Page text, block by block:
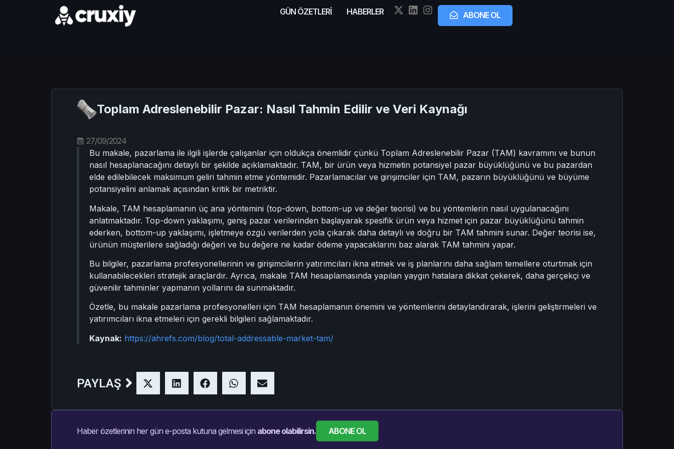
GÜN ÖZETLERİ HABERLER ABONE OL
Toplam Adreslenebilir Pazar: Nasıl Tahmin Edilir ve Veri Kaynağı
27/09/2024
Bu makale, pazarlama ile ilgili işlerde çalışanlar için oldukça önemlidir çünkü Toplam Adreslenebilir Pazar (TAM) kavramını ve bunun
nasıl hesaplanacağını detaylı bir şekilde açıklamaktadır. TAM, bir ürün veya hizmetin potansiyel pazar büyüklüğünü ve bu pazardan
elde edilebilecek maksimum geliri tahmin etme yöntemidir. Pazarlamacılar ve girişimciler için TAM, pazarın büyüklüğünü ve büyüme
potansiyelini anlamak açısından kritik bir metriktir.
Makale, TAM hesaplamanın üç ana yöntemini (top-down, bottom-up ve değer teorisi) ve bu yöntemlerin nasıl uygulanacağını
anlatmaktadır. Top-down yaklaşımı, geniş pazar verilerinden başlayarak spesifik ürün veya hizmet için pazar büyüklüğünü tahmin
ederken, bottom-up yaklaşımı, işletmeye özgü verilerden yola çıkarak daha detaylı ve doğru bir TAM tahmini sunar. Değer teorisi ise,
ürünün müşterilere sağladığı değeri ve bu değere ne kadar ödeme yapacaklarını baz alarak TAM tahmini yapar.
Bu bilgiler, pazarlama profesyonellerinin ve girişimcilerin yatırımcıları ikna etmek ve iş planlarını daha sağlam temellere oturtmak için
kullanabilecekleri stratejik araçlardır. Ayrıca, makale TAM hesaplamasında yapılan yaygın hatalara dikkat çekerek, daha gerçekçi ve
güvenilir tahminler yapmanın yollarını da sunmaktadır.
Özetle, bu makale pazarlama profesyonelleri için TAM hesaplamanın önemini ve yöntemlerini detaylandırarak, işlerini geliştirmeleri ve
yatırımcıları ikna etmeleri için gerekli bilgileri sağlamaktadır.
Kaynak: https://ahrefs.com/blog/total-addressable-market-tam/
PAYLAŞ
Haber özetlerinin her gün e-posta kutuna gelmesi için abone olabilirsin. ABONE OL